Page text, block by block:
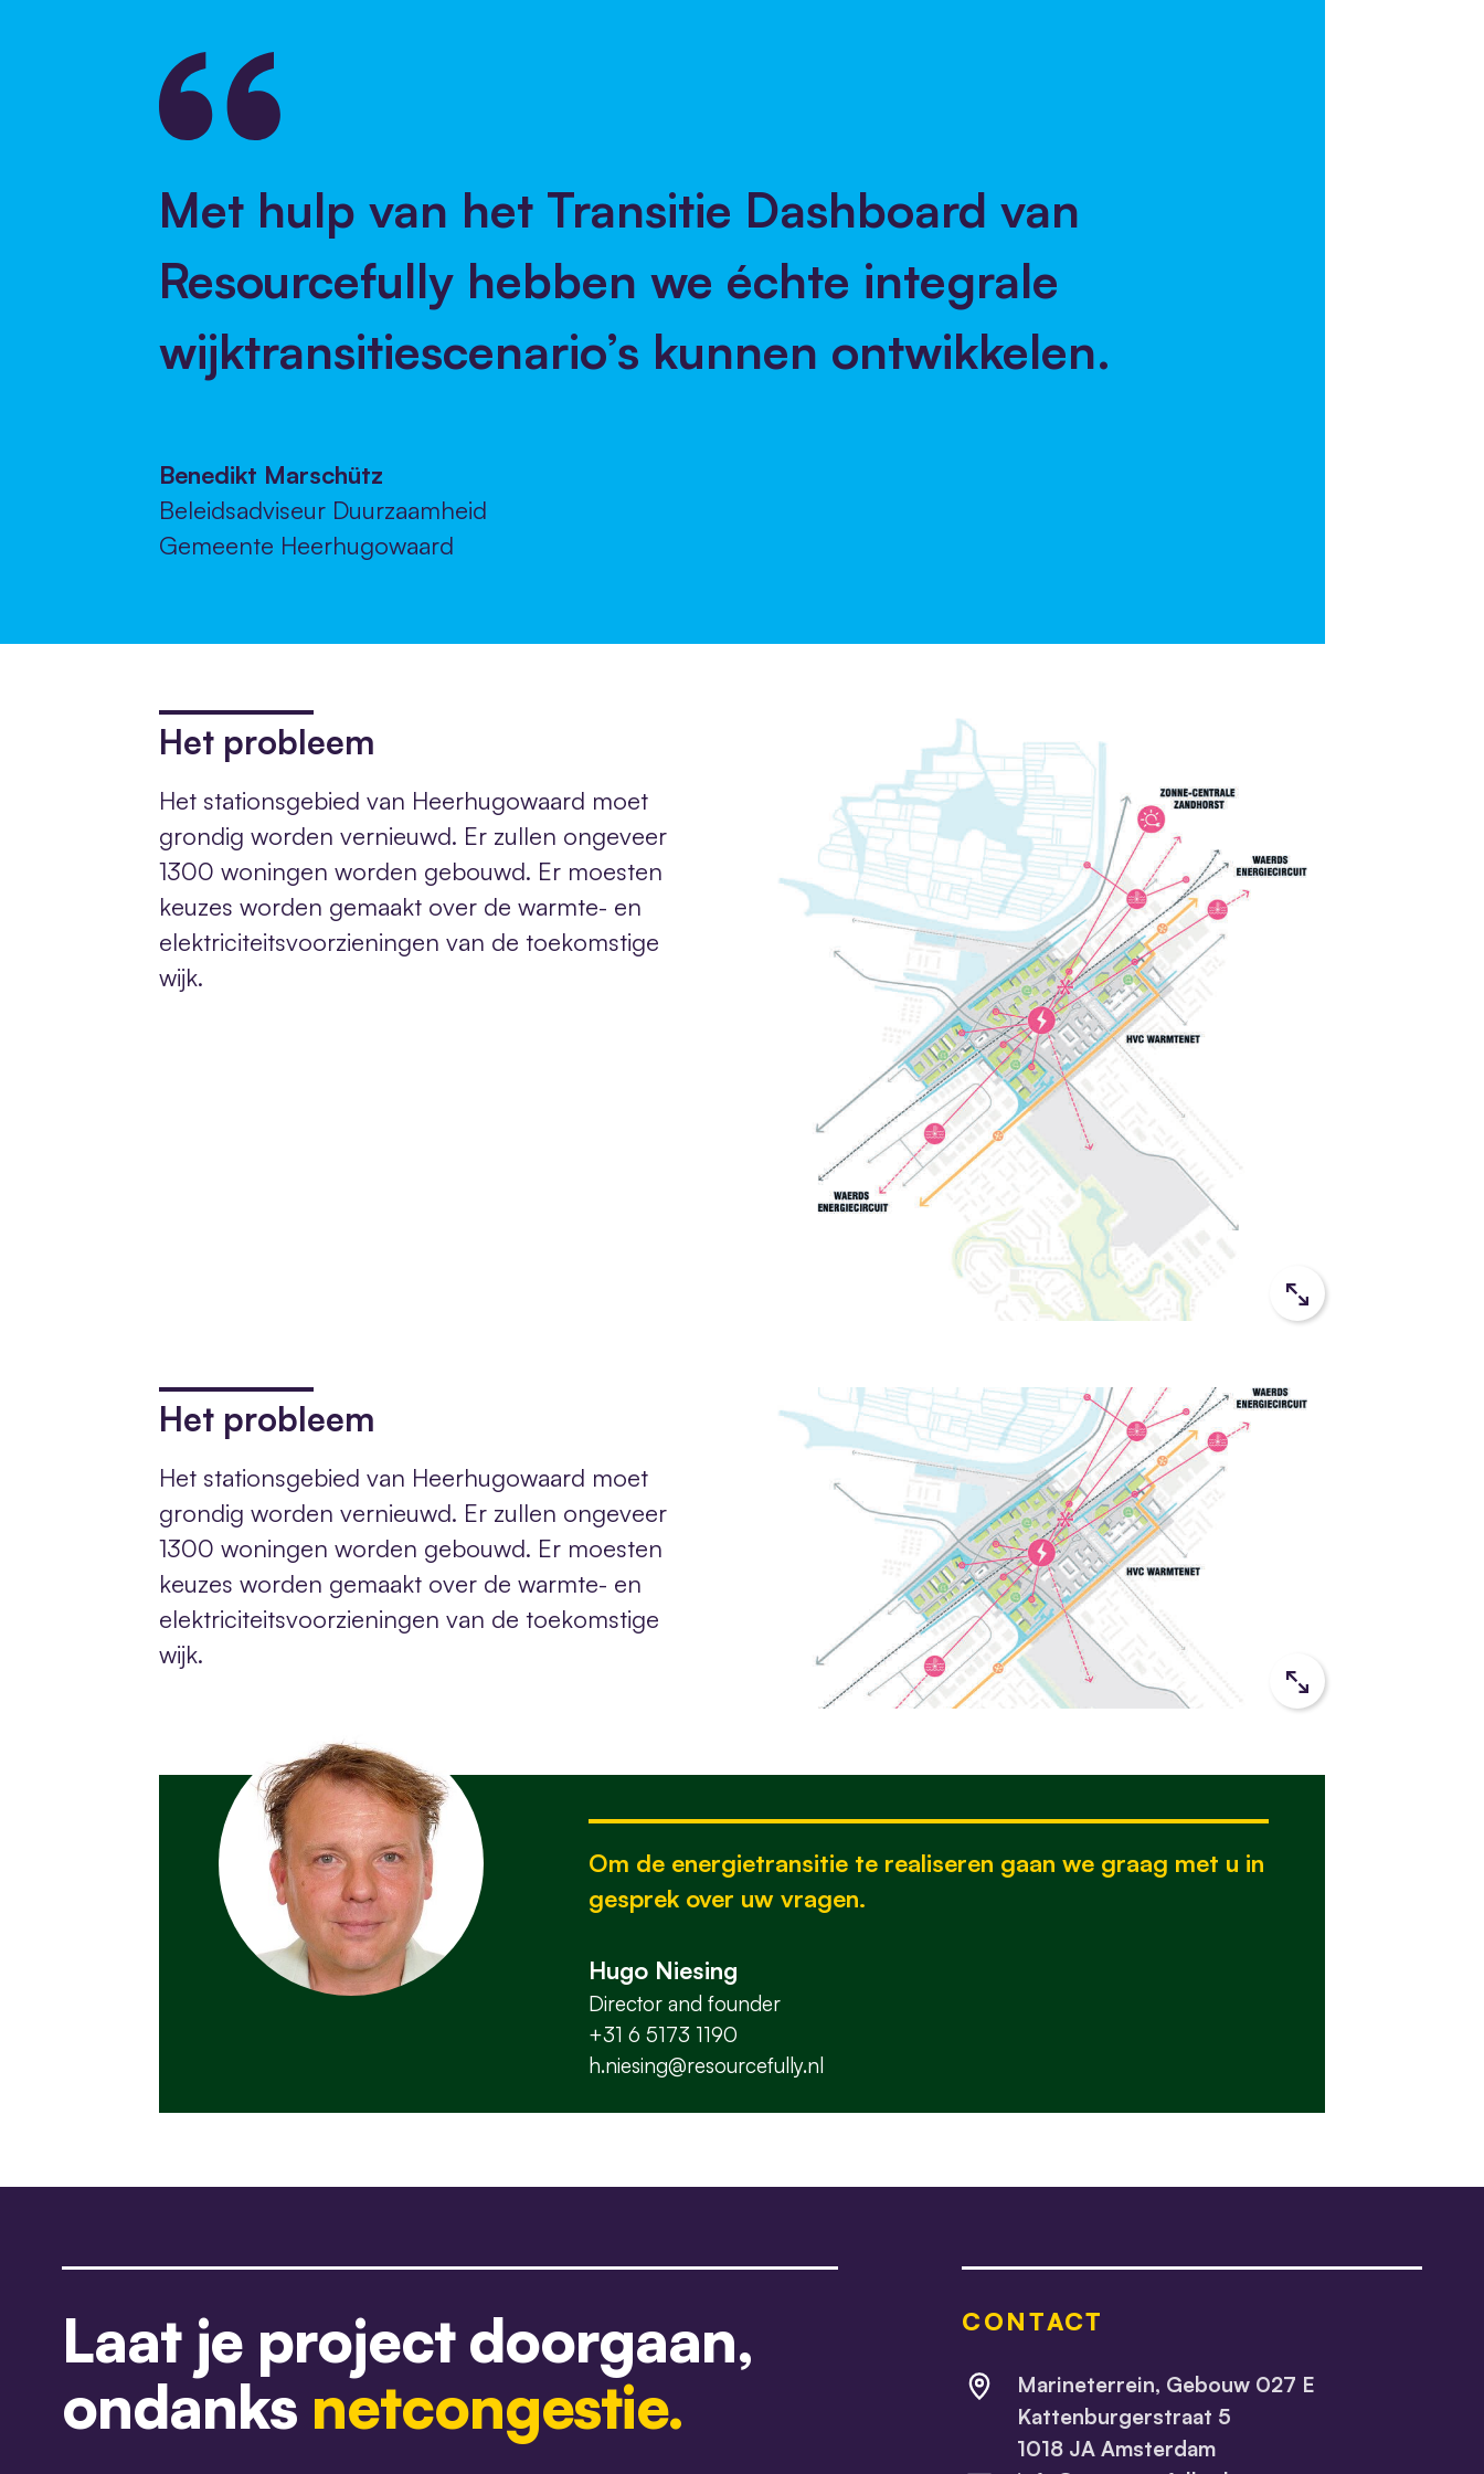
Met hulp van het Transitie Dashboard van
Resourcefully hebben we échte integrale
wijktransitiescenario’s kunnen ontwikkelen.
Benedikt Marschütz
Beleidsadviseur Duurzaamheid
Gemeente Heerhugowaard
Het probleem
Het stationsgebied van Heerhugowaard moet
grondig worden vernieuwd. Er zullen ongeveer
1300 woningen worden gebouwd. Er moesten
keuzes worden gemaakt over de warmte- en
elektriciteitsvoorzieningen van de toekomstige
wijk.
Het probleem
Het stationsgebied van Heerhugowaard moet
grondig worden vernieuwd. Er zullen ongeveer
1300 woningen worden gebouwd. Er moesten
keuzes worden gemaakt over de warmte- en
elektriciteitsvoorzieningen van de toekomstige
wijk.
Om de energietransitie te realiseren gaan we graag met u in
gesprek over uw vragen.
Hugo Niesing
Director and founder
+31 6 5173 1190
h.niesing@resourcefully.nl
Laat je project doorgaan,
ondanks netcongestie.
CONTACT
Marineterrein, Gebouw 027 E
Kattenburgerstraat 5
1018 JA Amsterdam